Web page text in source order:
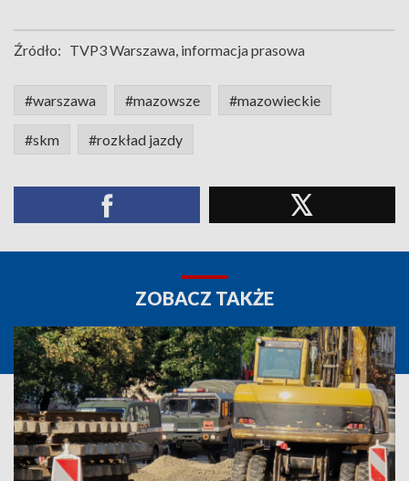
Źródło: TVP3 Warszawa, informacja prasowa
#warszawa #mazowsze #mazowieckie
#skm #rozkład jazdy
ZOBACZ TAKŻE